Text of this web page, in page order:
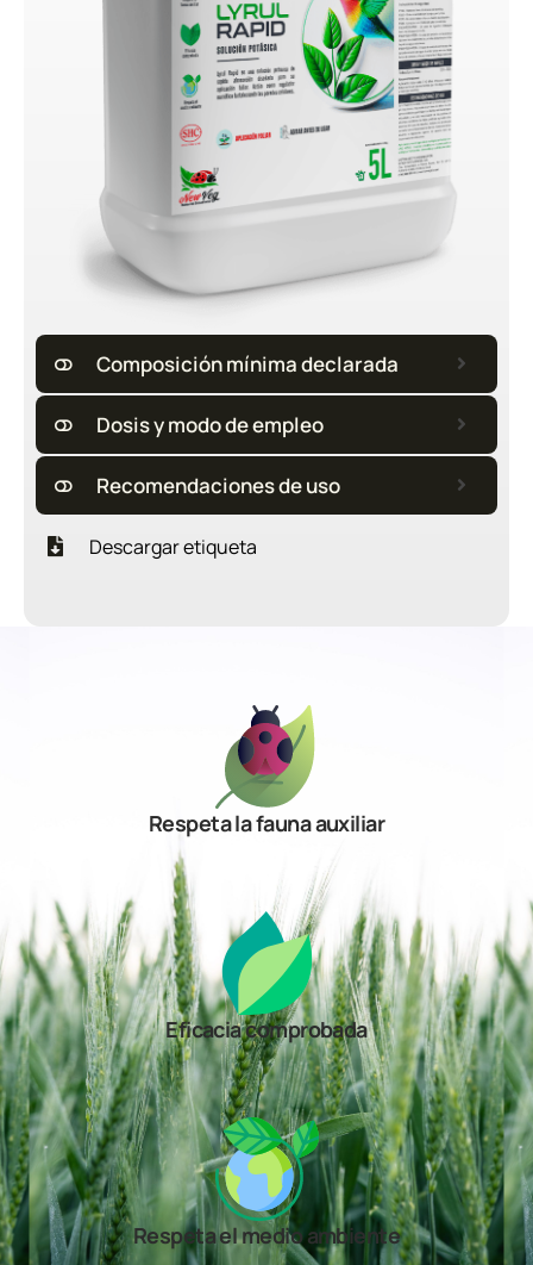
Composición mínima declarada
Dosis y modo de empleo
Recomendaciones de uso
Descargar etiqueta
Respeta la fauna auxiliar
Eficacia comprobada
Respeta el medio ambiente